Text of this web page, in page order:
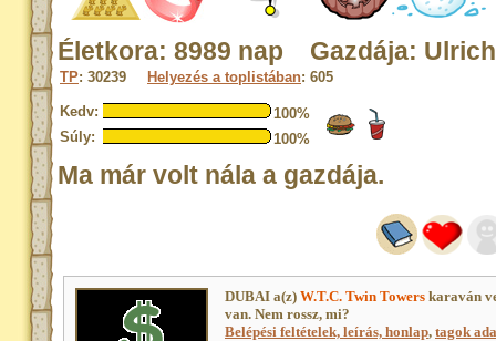
Életkora: 8989 nap Gazdája:
TP: 30239 Helyezés a toplistában: 605
Kedv:
100%
Súly:
100%
Ma már volt nála a gazdája.
DUBAI a(z) W.T.C. Twin Towers karaván
van. Nem rossz, mi?
Belépési feltételek, leírás, honlap, tagok